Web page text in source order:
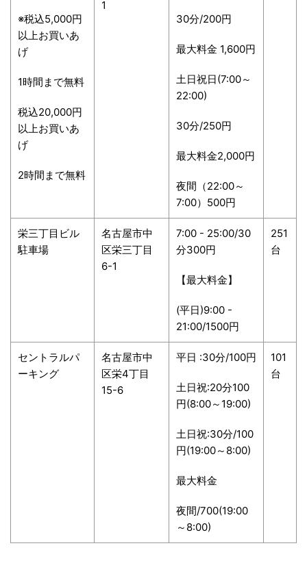
※税込5,000円
以上お買いあ
げ
1時間まで無料
税込20,000円
以上お買いあ
げ
2時間まで無料
1
30分/200円
最大料金 1,600円
土日祝日(7:00～
22:00)
30分/250円
最大料金2,000円
夜間（22:00～
7:00）500円
栄三丁目ビル
駐車場
名古屋市中
区栄三丁目
6-1
7:00 - 25:00/30
分300円
【最大料金】
(平日)9:00 -
21:00/1500円
251
台
セントラルパ
ーキング
名古屋市中
区栄4丁目
15-6
平日 :30分/100円
土日祝:20分100
円(8:00～19:00)
土日祝:30分/100
円(19:00～8:00)
最大料金
夜間/700(19:00
～8:00)
101
台